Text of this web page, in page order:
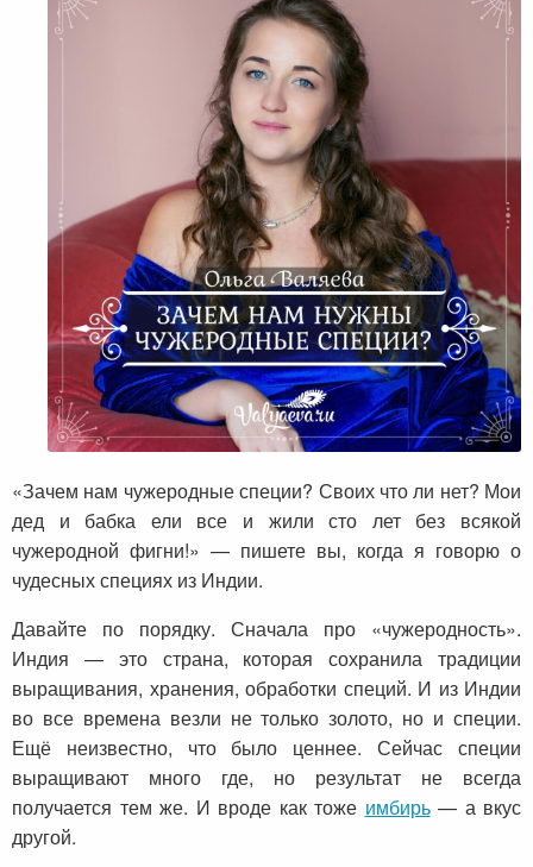
«Зачем нам чужеродные специи? Своих что ли нет? Мои
дед и бабка ели все и жили сто лет без всякой
чужеродной фигни!» — пишете вы, когда я говорю о
чудесных специях из Индии.
Давайте по порядку. Сначала про «чужеродность».
Индия — это страна, которая сохранила традиции
выращивания, хранения, обработки специй. И из Индии
во все времена везли не только золото, но и специи.
Ещё неизвестно, что было ценнее. Сейчас специи
выращивают много где, но результат не всегда
получается тем же. И вроде как тоже имбирь— а вкус
другой.